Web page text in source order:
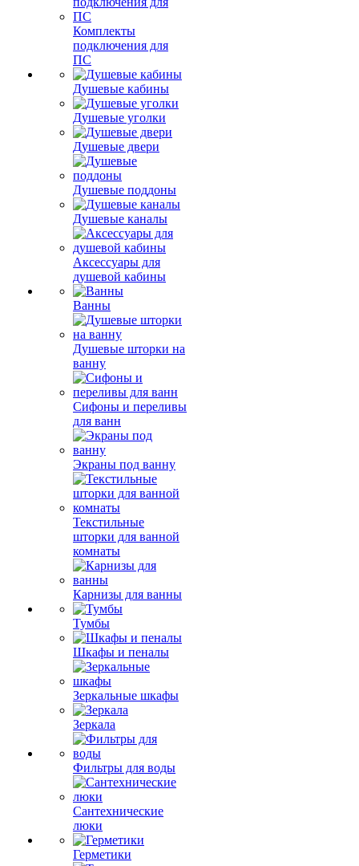
Комплекты
подключения для
ПС
Душевые кабины
Душевые уголки
Душевые двери
Душевые поддоны
Душевые каналы
Аксессуары для
душевой кабины
Ванны
Душевые шторки на
ванну
Сифоны и переливы
для ванн
Экраны под ванну
Текстильные
шторки для ванной
комнаты
Карнизы для ванны
Тумбы
Шкафы и пеналы
Зеркальные шкафы
Зеркала
Фильтры для воды
Сантехнические
люки
Герметики